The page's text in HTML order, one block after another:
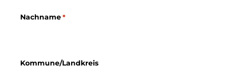
Nachname *
Kommune/Landkreis